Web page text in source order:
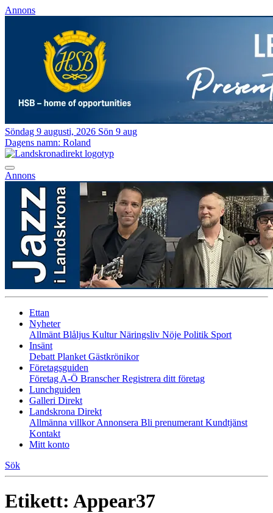
Annons
Söndag 9 augusti, 2026 Sön 9 aug
Dagens namn: Roland
Annons
Ettan
Nyheter
Allmänt Blåljus KulturNäringsliv Nöje Politik Sport
Insänt
Debatt Planket Gästkrönikor
Företagsguiden
Företag A-Ö BranscherRegistrera ditt företag
Lunchguiden
Galleri Direkt
Landskrona Direkt
Allmänna villkorAnnonsera Bli prenumerant Kundtjänst
Kontakt
Mitt konto
Sök
Etikett: Appear37